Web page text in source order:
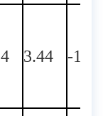
3.44 -